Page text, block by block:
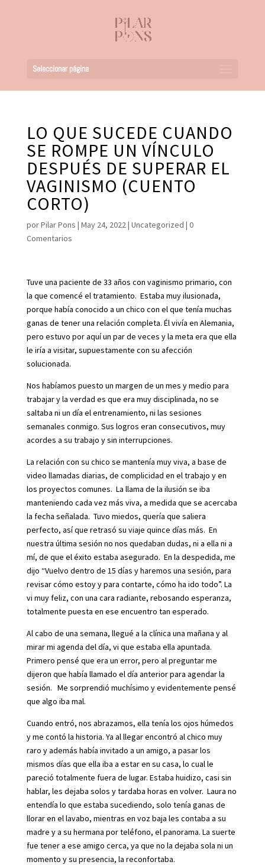
Seleccionar página
LO QUE SUCEDE CUANDO
SE ROMPE UN VÍNCULO
DESPUÉS DE SUPERAR EL
VAGINISMO (CUENTO
CORTO)
porPilar Pons | May 24, 2022| Uncategorized | 0
Comentarios
Tuve una paciente de 33 años con vaginismo primario, con
la que comencé el tratamiento. Estaba muy ilusionada,
porque había conocido a un chico con el que tenía muchas
ganas de tener una relación completa. Él vivía en Alemania,
pero estuvo por aquí un par de veces y la meta era que ella
le iría a visitar, supuestamente con su afección
solucionada.
Nos habíamos puesto un margen de un mes y medio para
trabajar y la verdad es que era muy disciplinada, no se
saltaba ni un día el entrenamiento, ni las sesiones
semanales conmigo. Sus logros eran consecutivos, muy
acordes a su trabajo y sin interrupciones.
La relación con su chico se mantenía muy viva, a base de
video llamadas diarias, de complicidad en el trabajo y en
los proyectos comunes. La llama de la ilusión se iba
manteniendo cada vez más viva, a medida que se acercaba
la fecha señalada. Tuvo miedos, quería que saliera
perfecto, así que retrasó su viaje quince días más. En
nuestra última sesión no nos quedaban dudas, ni a ella ni a
mí, de que el éxito estaba asegurado. En la despedida, me
dijo “Vuelvo dentro de 15 días y haremos una sesión, para
revisar cómo estoy y para contarte, cómo ha ido todo”. La
vi muy feliz, con una cara radiante, rebosando esperanza,
totalmente puesta en ese encuentro tan esperado.
Al cabo de una semana, llegué a la clínica una mañana y al
mirar mi agenda del día, vi que estaba ella apuntada.
Primero pensé que era un error, pero al preguntar me
dijeron que había llamado el día anterior para agendar la
sesión. Me sorprendió muchísimo y evidentemente pensé
que algo iba mal.
Cuando entró, nos abrazamos, ella tenía los ojos húmedos
y me contó la historia. Ya al llegar encontró al chico muy
raro y además había invitado a un amigo, a pasar los
mismos días que ella iba a estar en su casa, lo cual le
pareció totalmente fuera de lugar. Estaba huidizo, casi sin
hablar, les dejaba solos y tardaba horas en volver. Laura no
entendía lo que estaba sucediendo, solo tenía ganas de
llorar en el lavabo, mientras en voz baja les contaba a su
madre y a su hermana por teléfono, el panorama. La suerte
fue tener a ese amigo cerca, ya que no la dejaba sola ni un
momento y su presencia, la reconfortaba.